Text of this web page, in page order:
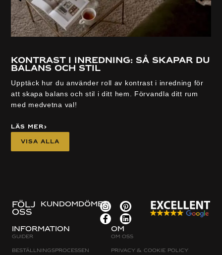
Kontrast i inredning: så skapar du
balans och stil
Upptäck hur du använder roll av kontrast i inredning för
att skapa balans och stil i ditt hem. Förvandla ditt rum
med medvetna val!
Läs mer
Visa alla
Information
Guider
Beställningsprocessen
Om
Om oss
Privacy & cookie policy
FÖLJ
OSS
KUNDOMDÖMEN